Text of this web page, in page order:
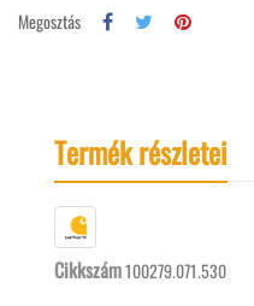
Megosztás
Termék részletei
Cikkszám100279.071.530